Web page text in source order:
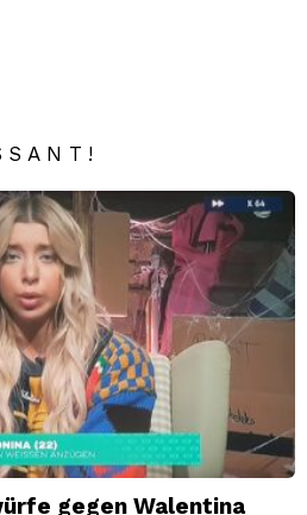
gegen Walentina